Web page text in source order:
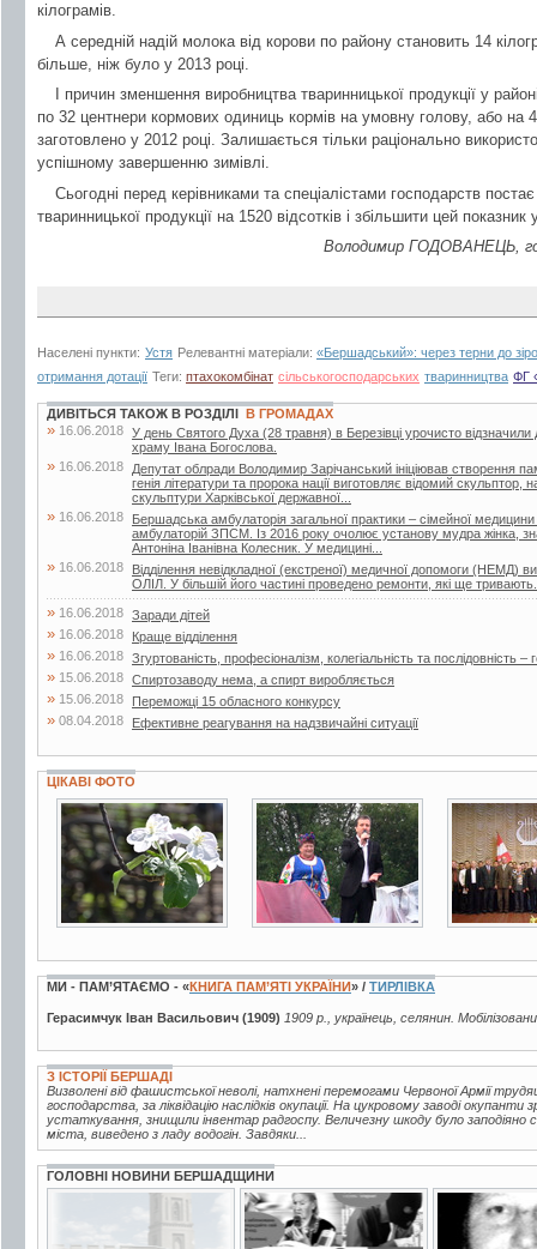
кілограмів.
А середній надій молока від корови по району становить 14
більше, ніж було у 2013 році.
І причин зменшення виробництва тваринницької продукції у
по 32 центнери кормових одиниць кормів на умовну голову, або на
заготовлено у 2012 році. Залишається тільки раціонально
успішному завершенню зимівлі.
Сьогодні перед керівниками та спеціалістами господарств
тваринницької продукції на 1520 відсотків і збільшити цей
Володимир ГОДОВАНЕЦЬ,
Населені пункти: Устя Релевантні матеріали: «Бершадський»: через терни до
отримання дотації Теги: птахокомбінат сільськогосподарських тваринництва ФГ
ДИВІТЬСЯ ТАКОЖ В РОЗДІЛІ В ГРОМАДАХ
» 16.06.2018 У день Святого Духа (28 травня) в Березівці урочисто відзначили
храму Івана Богослова.
» 16.06.2018
Депутат облради Володимир Зарічанський ініціював створення
генія літератури та пророка нації виготовляє відомий
скульптури Харківської державної...
» 16.06.2018
Бершадська амбулаторія загальної практики – сімейної
амбулаторій ЗПСМ. Із 2016 року очолює установу мудра жінка,
Антоніна Іванівна Колесник. У медицині...
» 16.06.2018
Відділення невідкладної (екстреної) медичної допомоги (НЕМД)
ОЛІЛ. У більшій його частині проведено ремонти, які ще тривають.
» 16.06.2018 Заради дітей
» 16.06.2018 Краще відділення
» 16.06.2018 Згуртованість, професіоналізм, колегіальність та послідовність –
» 15.06.2018 Спиртозаводу нема, а спирт виробляється
» 15.06.2018 Переможці 15 обласного конкурсу
» 08.04.2018 Ефективне реагування на надзвичайні ситуації
ЦІКАВІ ФОТО
19 фото 15 фото 3 фото
МИ - ПАМ’ЯТАЄМО - «КНИГА ПАМ’ЯТІ УКРАЇНИ» / ТИРЛІВКА
Герасимчук Іван Васильович (1909) 1909 р., українець, селянин.
З ІСТОРІЇ БЕРШАДІ
Визволені від фашистської неволі, натхнені перемогами Червоної Армії
господарства, за ліквідацію наслідків окупації. На цукровому заводі
устаткування, знищили інвентар радгоспу. Величезну шкоду було заподіяно
міста, виведено з ладу водогін. Завдяки...
ГОЛОВНІ НОВИНИ БЕРШАДЩИНИ